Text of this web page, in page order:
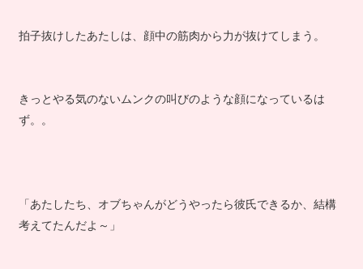
拍子抜けしたあたしは、顔中の筋肉から力が抜けてしまう。
きっとやる気のないムンクの叫びのような顔になっているは
ず。。
「あたしたち、オブちゃんがどうやったら彼氏できるか、結構
考えてたんだよ～」